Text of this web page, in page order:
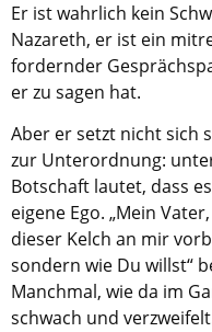
Er ist wahrlich kein
Nazareth, er ist ein
fordernder
er zu sagen hat.
Aber er setzt nicht sich
zur Unterordnung:
Botschaft lautet, dass
eigene Ego. „Mein
dieser Kelch an mir
sondern wie Du willst“
Manchmal, wie da im
schwach und